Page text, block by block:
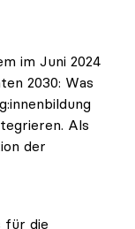
im Juni 2024
2030: Was
Als
der
für die